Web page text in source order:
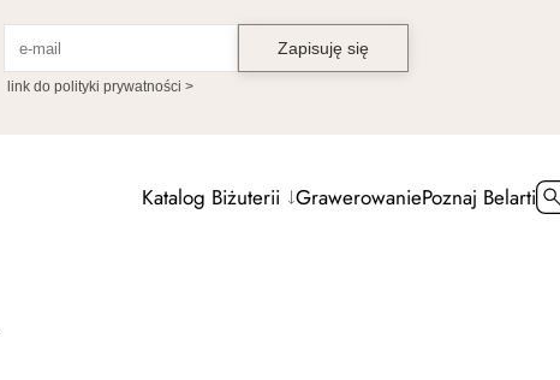
Katalog Biżuterii GrawerowaniePoznaj Belarti